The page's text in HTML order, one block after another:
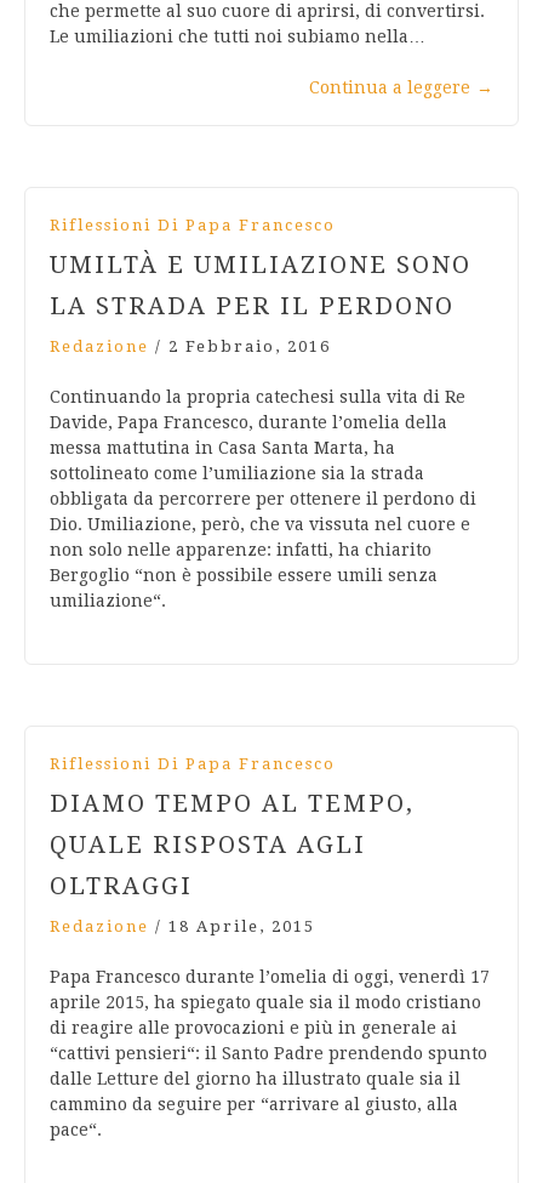
che permette al suo cuore di aprirsi, di convertirsi.
Le umiliazioni che tutti noi subiamo nella…
Continua a leggere →
Riflessioni Di Papa Francesco
UMILTÀ E UMILIAZIONE SONO
LA STRADA PER IL PERDONO
Redazione / 2 Febbraio, 2016
Continuando la propria catechesi sulla vita di Re
Davide, Papa Francesco, durante l’omelia della
messa mattutina in Casa Santa Marta, ha
sottolineato come l’umiliazione sia la strada
obbligata da percorrere per ottenere il perdono di
Dio. Umiliazione, però, che va vissuta nel cuore e
non solo nelle apparenze: infatti, ha chiarito
Bergoglio “non è possibile essere umili senza
umiliazione“.
Riflessioni Di Papa Francesco
DIAMO TEMPO AL TEMPO,
QUALE RISPOSTA AGLI
OLTRAGGI
Redazione / 18 Aprile, 2015
Papa Francesco durante l’omelia di oggi, venerdì 17
aprile 2015, ha spiegato quale sia il modo cristiano
di reagire alle provocazioni e più in generale ai
“cattivi pensieri“: il Santo Padre prendendo spunto
dalle Letture del giorno ha illustrato quale sia il
cammino da seguire per “arrivare al giusto, alla
pace“.